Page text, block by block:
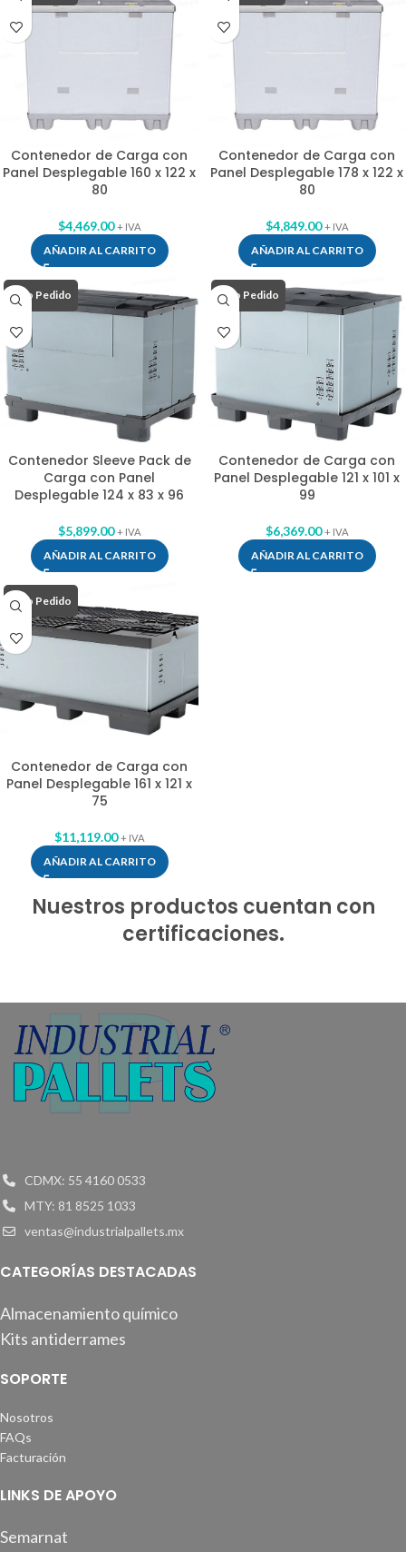
Contenedor de Carga con
Panel Desplegable 160 x 122 x
80
$4,469.00 + IVA
AÑADIR AL CARRITO
Contenedor de Carga con
Panel Desplegable 178 x 122 x
80
$4,849.00 + IVA
AÑADIR AL CARRITO
Bajo Pedido
Contenedor Sleeve Pack de
Carga con Panel
Desplegable 124 x 83 x 96
$5,899.00 + IVA
AÑADIR AL CARRITO
Bajo Pedido
Contenedor de Carga con
Panel Desplegable 121 x 101 x
99
$6,369.00 + IVA
AÑADIR AL CARRITO
Bajo Pedido
Contenedor de Carga con
Panel Desplegable 161 x 121 x
75
$11,119.00 + IVA
AÑADIR AL CARRITO
Nuestros productos cuentan con
certificaciones.
CDMX: 55 4160 0533
MTY: 81 8525 1033
ventas@industrialpallets.mx
CATEGORÍAS DESTACADAS
Almacenamiento químico
Kits antiderrames
SOPORTE
Nosotros
FAQs
Facturación
LINKS DE APOYO
Semarnat